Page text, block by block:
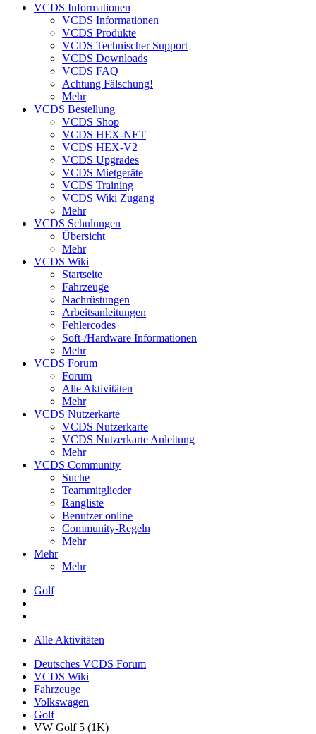
VCDS Informationen
VCDS Informationen
VCDS Produkte
VCDS Technischer Support
VCDS Downloads
VCDS FAQ
Achtung Fälschung!
Mehr
VCDS Bestellung
VCDS Shop
VCDS HEX-NET
VCDS HEX-V2
VCDS Upgrades
VCDS Mietgeräte
VCDS Training
VCDS Wiki Zugang
Mehr
VCDS Schulungen
Übersicht
Mehr
VCDS Wiki
Startseite
Fahrzeuge
Nachrüstungen
Arbeitsanleitungen
Fehlercodes
Soft-/Hardware Informationen
Mehr
VCDS Forum
Forum
Alle Aktivitäten
Mehr
VCDS Nutzerkarte
VCDS Nutzerkarte
VCDS Nutzerkarte Anleitung
Mehr
VCDS Community
Suche
Teammitglieder
Rangliste
Benutzer online
Community-Regeln
Mehr
Mehr
Mehr
Golf
Alle Aktivitäten
Deutsches VCDS Forum
VCDS Wiki
Fahrzeuge
Volkswagen
Golf
VW Golf 5 (1K)